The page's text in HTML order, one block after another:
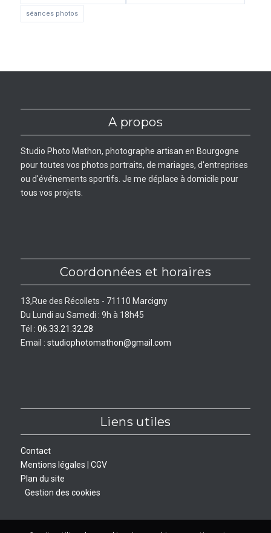
séances photos
A propos
Studio Photo Mathon, photographe artisan en Bourgogne
pour toutes vos photos portraits, de mariages, d'entreprises
ou d'événements sportifs. Je me déplace à domicile pour
tous vos projets.
Coordonnées et horaires
13,Rue des Récollets - 71110 Marcigny
Du Lundi au Samedi : 9h à 18h45
Tél : 06.33.21.32.28
Email : studiophotomathon@gmail.com
Liens utiles
Contact
Mentions légales
CGV
Plan du site
Gestion des cookies